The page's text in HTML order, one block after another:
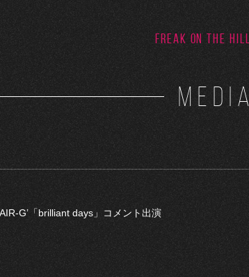
FREAK ON THE HILL
MEDIA
G’「brilliant days」コメント出演